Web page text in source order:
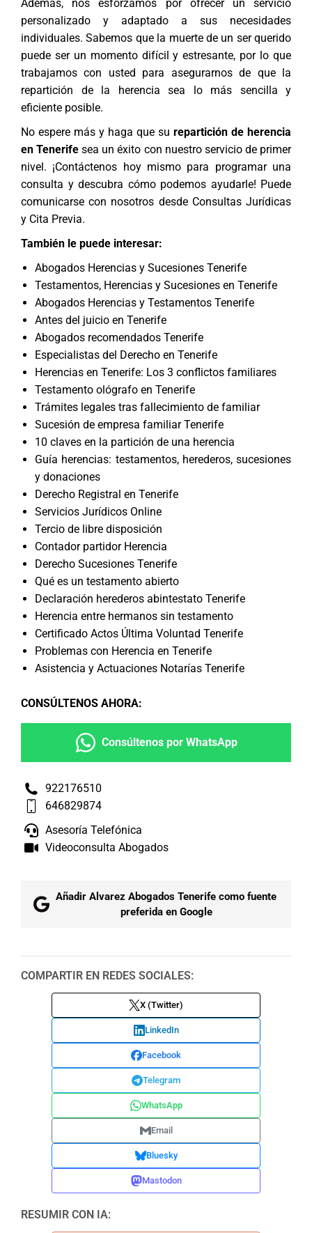
Además, nos esforzamos por ofrecer un servicio
personalizado y adaptado a sus necesidades
individuales. Sabemos que la muerte de un ser querido
puede ser un momento difícil y estresante, por lo que
trabajamos con usted para asegurarnos de que la
repartición de la herencia sea lo más sencilla y
eficiente posible.
No espere más y haga que su repartición de herencia
en Tenerife sea un éxito con nuestro servicio de primer
nivel. ¡Contáctenos hoy mismo para programar una
consulta y descubra cómo podemos ayudarle! Puede
comunicarse con nosotros desde Consultas Jurídicas
y Cita Previa.
También le puede interesar:
Abogados Herencias y Sucesiones Tenerife
Testamentos, Herencias y Sucesiones en Tenerife
Abogados Herencias y Testamentos Tenerife
Antes del juicio en Tenerife
Abogados recomendados Tenerife
Especialistas del Derecho en Tenerife
Herencias en Tenerife: Los 3 conflictos familiares
Testamento ológrafo en Tenerife
Trámites legales tras fallecimiento de familiar
Sucesión de empresa familiar Tenerife
10 claves en la partición de una herencia
Guía herencias: testamentos, herederos, sucesiones
y donaciones
Derecho Registral en Tenerife
Servicios Jurídicos Online
Tercio de libre disposición
Contador partidor Herencia
Derecho Sucesiones Tenerife
Qué es un testamento abierto
Declaración herederos abintestato Tenerife
Herencia entre hermanos sin testamento
Certificado Actos Última Voluntad Tenerife
Problemas con Herencia en Tenerife
Asistencia y Actuaciones Notarías Tenerife
CONSÚLTENOS AHORA:
Consúltenos por WhatsApp
922176510
646829874
Asesoría Telefónica
Videoconsulta Abogados
Añadir Alvarez Abogados Tenerife como fuente
preferida en Google
COMPARTIR EN REDES SOCIALES:
X (Twitter)
LinkedIn
Facebook
Telegram
WhatsApp
Email
Bluesky
Mastodon
RESUMIR CON IA: